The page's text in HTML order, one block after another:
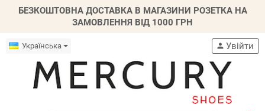
БЕЗКОШТОВНА ДОСТАВКА В МАГАЗИНИ РОЗЕТКА НА
ЗАМОВЛЕННЯ ВІД 1000 ГРН
Українська person Увійти